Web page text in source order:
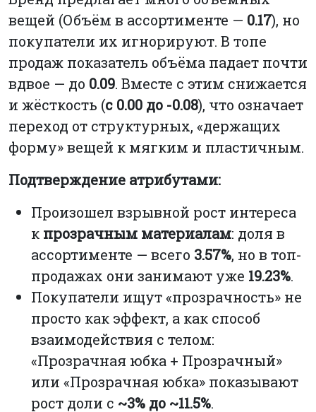
вещей (Объём в ассортименте — 0.17), но
покупатели их игнорируют. В топе
продаж показатель объёма падает почти
вдвое — до 0.09. Вместе с этим снижается
и жёсткость (с 0.00 до -0.08), что означает
переход от структурных, «держащих
форму» вещей к мягким и пластичным.
Подтверждение атрибутами:
Произошел взрывной рост интереса
к прозрачным материалам: доля в
ассортименте — всего 3.57%, но в топ-
продажах они занимают уже 19.23%.
Покупатели ищут «прозрачность» не
просто как эффект, а как способ
взаимодействия с телом:
«Прозрачная юбка + Прозрачный»
или «Прозрачная юбка» показывают
рост доли с ~3% до ~11.5%.